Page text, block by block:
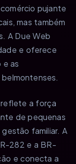
pujante
mas também
A Due Web
e oferece
e as
a força
de pequenas
familiar. A
282 e a BR-
e conecta a